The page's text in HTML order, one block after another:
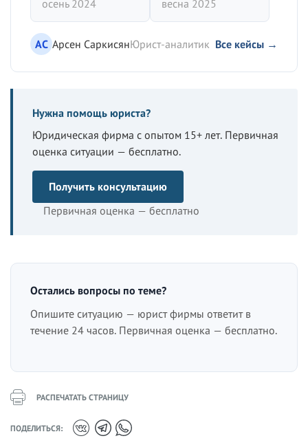
осень 2024
весна 2025
АС Арсен СаркисянЮрист-аналитик Все кейсы →
Нужна помощь юриста?
Юридическая фирма с опытом 15+ лет. Первичная
оценка ситуации — бесплатно.
Получить консультацию
Первичная оценка — бесплатно
Остались вопросы по теме?
Опишите ситуацию — юрист фирмы ответит в
течение 24 часов. Первичная оценка — бесплатно.
РАСПЕЧАТАТЬ СТРАНИЦУ
ПОДЕЛИТЬСЯ: